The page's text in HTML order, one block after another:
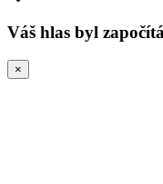
Váš hlas byl
×